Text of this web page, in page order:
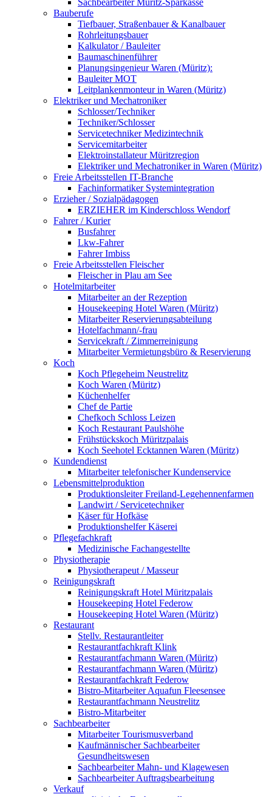
Bauberufe
Tiefbauer, Straßenbauer & Kanalbauer
Rohrleitungsbauer
Kalkulator / Bauleiter
Baumaschinenführer
Planungsingenieur Waren (Müritz):
Bauleiter MOT
Leitplankenmonteur in Waren (Müritz)
Elektriker und Mechatroniker
Schlosser/Techniker
Techniker/Schlosser
Servicetechniker Medizintechnik
Servicemitarbeiter
Elektroinstallateur Müritzregion
Elektriker und Mechatroniker in Waren (Müritz)
Freie Arbeitsstellen IT-Branche
Fachinformatiker Systemintegration
Erzieher / Sozialpädagogen
ERZIEHER im Kinderschloss Wendorf
Fahrer / Kurier
Busfahrer
Lkw-Fahrer
Fahrer Imbiss
Freie Arbeitsstellen Fleischer
Fleischer in Plau am See
Hotelmitarbeiter
Mitarbeiter an der Rezeption
Housekeeping Hotel Waren (Müritz)
Mitarbeiter Reservierungsabteilung
Hotelfachmann/-frau
Servicekraft / Zimmerreinigung
Mitarbeiter Vermietungsbüro & Reservierung
Koch
Koch Pflegeheim Neustrelitz
Koch Waren (Müritz)
Küchenhelfer
Chef de Partie
Chefkoch Schloss Leizen
Koch Restaurant Paulshöhe
Frühstückskoch Müritzpalais
Koch Seehotel Ecktannen Waren (Müritz)
Kundendienst
Mitarbeiter telefonischer Kundenservice
Lebensmittelproduktion
Produktionsleiter Freiland-Legehennenfarmen
Landwirt / Servicetechniker
Käser für Hofkäse
Produktionshelfer Käserei
Pflegefachkraft
Medizinische Fachangestellte
Physiotherapie
Physiotherapeut / Masseur
Reinigungskraft
Reinigungskraft Hotel Müritzpalais
Housekeeping Hotel Federow
Housekeeping Hotel Waren (Müritz)
Restaurant
Stellv. Restaurantleiter
Restaurantfachkraft Klink
Restaurantfachmann Waren (Müritz)
Restaurantfachmann Waren (Müritz)
Restaurantfachkraft Federow
Bistro-Mitarbeiter Aquafun Fleesensee
Restaurantfachmann Neustrelitz
Bistro-Mitarbeiter
Sachbearbeiter
Mitarbeiter Tourismusverband
Kaufmännischer Sachbearbeiter
Gesundheitswesen
Sachbearbeiter Mahn- und Klagewesen
Sachbearbeiter Auftragsbearbeitung
Verkauf